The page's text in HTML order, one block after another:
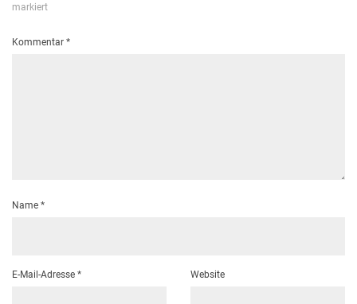
markiert
Kommentar *
Name *
E-Mail-Adresse * Website